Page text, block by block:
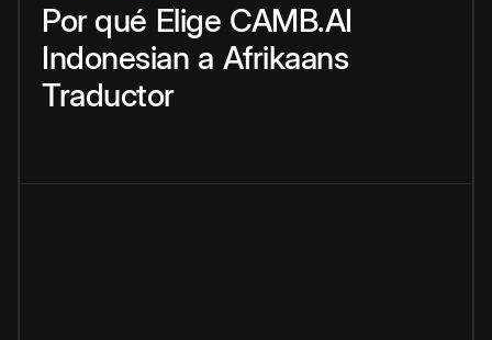
Por qué Elige CAMB.AI
Indonesian a Afrikaans
Traductor